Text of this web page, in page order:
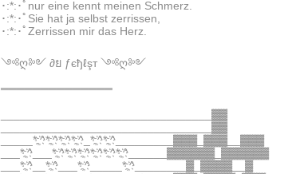
･:*:･ﾟnur eine kennt meinen Schmerz.
･:*:･ﾟSie hat ja selbst zerrissen,
･:*:･ﾟZerrissen mir das Herz.
༺ღ༻ ∂ย ƒєђℓşт ༺ღ༻
══════════════
_________________________________▓▓
_________________________________▓▓
_____*;҉^*;҉^*;҉^*;҉^_*;҉^*;҉^_________▓▓▓_▓▓▓__▓▓▓
___*;҉^___*;҉^*;҉^*;҉^*;҉^*;҉^*;҉^______▓▓▓▓▓▓_▓▓▓▓▓▓
___*;҉^__*;҉^___*;҉^_____*;҉^________▓_▓▓▓▓__▓